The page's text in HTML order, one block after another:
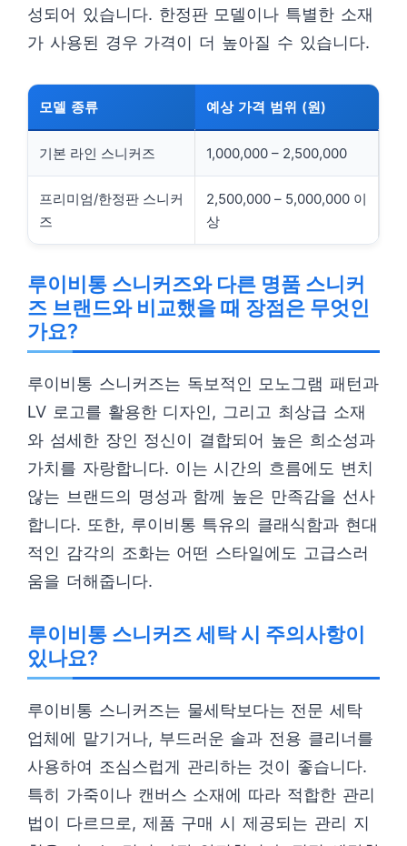
성되어 있습니다. 한정판 모델이나 특별한 소재
가 사용된 경우 가격이 더 높아질 수 있습니다.
모델 종류 예상 가격 범위 (원)
기본 라인 스니커즈 1,000,000 – 2,500,000
프리미엄/한정판 스니커
즈
2,500,000 – 5,000,000 이
상
루이비통 스니커즈와 다른 명품 스니커
즈 브랜드와 비교했을 때 장점은 무엇인
가요?
루이비통 스니커즈는 독보적인 모노그램 패턴과
LV 로고를 활용한 디자인, 그리고 최상급 소재
와 섬세한 장인 정신이 결합되어 높은 희소성과
가치를 자랑합니다. 이는 시간의 흐름에도 변치
않는 브랜드의 명성과 함께 높은 만족감을 선사
합니다. 또한, 루이비통 특유의 클래식함과 현대
적인 감각의 조화는 어떤 스타일에도 고급스러
움을 더해줍니다.
루이비통 스니커즈 세탁 시 주의사항이
있나요?
루이비통 스니커즈는 물세탁보다는 전문 세탁
업체에 맡기거나, 부드러운 솔과 전용 클리너를
사용하여 조심스럽게 관리하는 것이 좋습니다.
특히 가죽이나 캔버스 소재에 따라 적합한 관리
법이 다르므로, 제품 구매 시 제공되는 관리 지